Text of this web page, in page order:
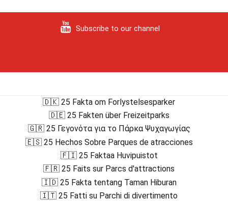
Subscribe to our channel
🇩🇰 25 Fakta om Forlystelsesparker
🇩🇪 25 Fakten über Freizeitparks
🇬🇷 25 Γεγονότα για το Πάρκα Ψυχαγωγίας
🇪🇸 25 Hechos Sobre Parques de atracciones
🇫🇮 25 Faktaa Huvipuistot
🇫🇷 25 Faits sur Parcs d'attractions
🇮🇩 25 Fakta tentang Taman Hiburan
🇮🇹 25 Fatti su Parchi di divertimento